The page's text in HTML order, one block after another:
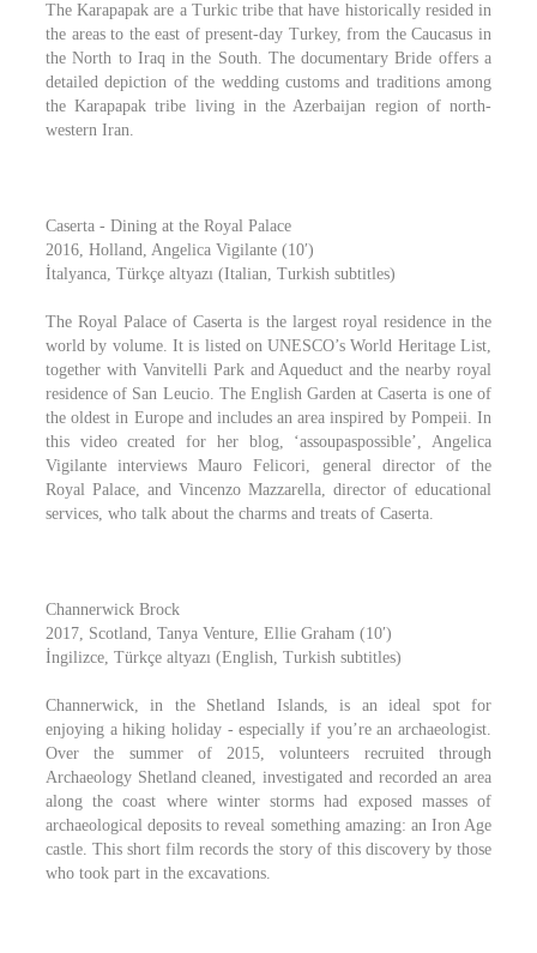
The Karapapak are a Turkic tribe that have historically resided in
the areas to the east of present-day Turkey, from the Caucasus in
the North to Iraq in the South. The documentary Bride offers a
detailed depiction of the wedding customs and traditions among
the Karapapak tribe living in the Azerbaijan region of north-
western Iran.
Caserta - Dining at the Royal Palace
2016, Holland, Angelica Vigilante (10′)
İtalyanca, Türkçe altyazı (Italian, Turkish subtitles)
The Royal Palace of Caserta is the largest royal residence in the
world by volume. It is listed on UNESCO’s World Heritage List,
together with Vanvitelli Park and Aqueduct and the nearby royal
residence of San Leucio. The English Garden at Caserta is one of
the oldest in Europe and includes an area inspired by Pompeii. In
this video created for her blog, ‘assoupaspossible’, Angelica
Vigilante interviews Mauro Felicori, general director of the
Royal Palace, and Vincenzo Mazzarella, director of educational
services, who talk about the charms and treats of Caserta.
Channerwick Brock
2017, Scotland, Tanya Venture, Ellie Graham (10′)
İngilizce, Türkçe altyazı (English, Turkish subtitles)
Channerwick, in the Shetland Islands, is an ideal spot for
enjoying a hiking holiday - especially if you’re an archaeologist.
Over the summer of 2015, volunteers recruited through
Archaeology Shetland cleaned, investigated and recorded an area
along the coast where winter storms had exposed masses of
archaeological deposits to reveal something amazing: an Iron Age
castle. This short film records the story of this discovery by those
who took part in the excavations.